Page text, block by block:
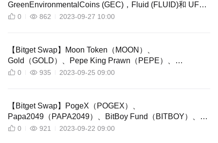
GreenEnvironmentalCoins (GEC)，Fluid (FLUID)和 UFO
ET (ET) 現已透過 Bitget Swap 上線！
0 862 2023-09-27 10:00
【Bitget Swap】Moon Token（MOON）、
Gold（GOLD）、Pepe King Prawn（PEPE）、
GCB（GCB）、Calcium（CAL）現已透過 Bitget Swap 上
0 935 2023-09-25 09:00
【Bitget Swap】PogeX（POGEX）、
Papa2049（PAPA2049）、BitBoy Fund（BITBOY）、
EmotiCoin（EMOTI）、Elon Cat（SCHRODINGER）現
0 921 2023-09-22 09:00